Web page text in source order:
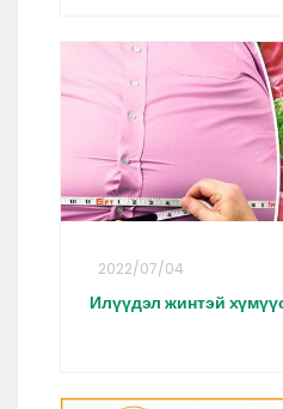
2022/07/04
Илүүдэл жинтэй